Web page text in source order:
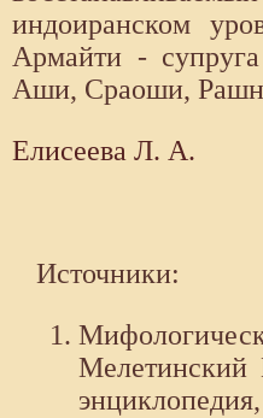
индоиранском
Армайти -
Аши, Сраоши,
Елисеева Л. А.
Источники: